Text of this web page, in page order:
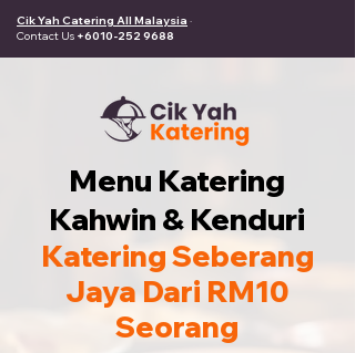
Cik Yah Catering All Malaysia ·
Contact Us +6010-252 9688
Menu Katering
Kahwin & Kenduri
Katering Seberang
Jaya Dari RM10
Seorang